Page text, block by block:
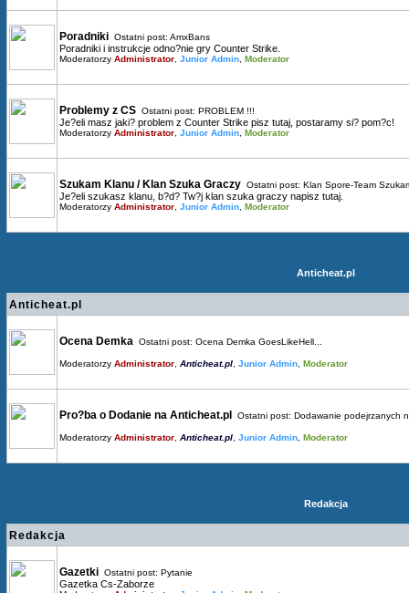
Poradniki Ostatni post: AmxBans
Poradniki i instrukcje odno?nie gry Counter Strike.
Moderatorzy Administrator Junior Admin Moderator
Problemy z CS Ostatni post: PROBLEM !!!
Je?eli masz jaki? problem z Counter Strike pisz tutaj, postaramy si? pom?c!
Moderatorzy Administrator Junior Admin Moderator
Szukam Klanu / Klan Szuka Graczy Ostatni post: Klan Spore-Team
Je?eli szukasz klanu, b?d? Tw?j klan szuka graczy napisz tutaj.
Moderatorzy Administrator Junior Admin Moderator
Anticheat.pl
Anticheat.pl
Ocena Demka Ostatni post: Ocena Demka GoesLikeHell...
Moderatorzy Administrator Anticheat.pl Junior Admin Moderator
Pro?ba o Dodanie na Anticheat.pl Ostatni post: Dodawanie podejrzanych
Moderatorzy Administrator Anticheat.pl Junior Admin Moderator
Redakcja
Redakcja
Gazetki Ostatni post: Pytanie
Gazetka Cs-Zaborze